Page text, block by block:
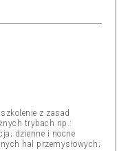
z zasad
trybach np.:
dzienne i nocne
hal przemysłowych;